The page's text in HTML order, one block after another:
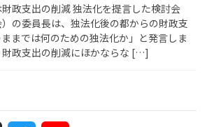
政支出の削減 独法化を提言した検討会
）の委員長は、独法化後の都からの財政支
までは何のための独法化か」と発言しま
財政支出の削減にほかならな […]